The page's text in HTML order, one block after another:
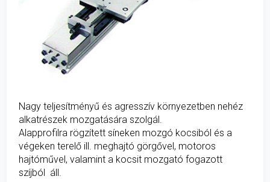
Nagy teljesítményű és agresszív környezetben nehéz
alkatrészek mozgatására szolgál.
Alapprofilra rögzített síneken mozgó kocsiból és a
végeken terelő ill. meghajtó görgővel, motoros
hajtóművel, valamint a kocsit mozgató fogazott
szíjból áll.